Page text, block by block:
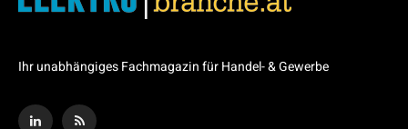
Ihr unabhängiges Fachmagazin für Handel- & Gewerbe